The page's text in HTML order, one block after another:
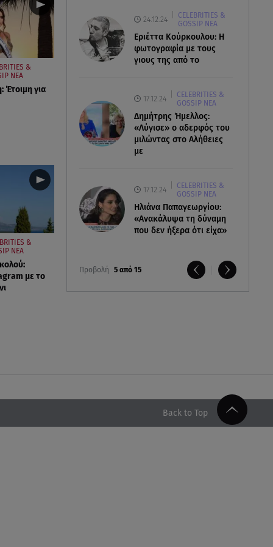
24.12.24
CELEBRITIES &
GOSSIP ΝΕΑ
Εριέττα Κούρκουλου: Η
φωτογραφία με τους
γιους της από το
17.12.24
CELEBRITIES &
GOSSIP ΝΕΑ
Δημήτρης Ήμελλος:
«Λύγισε» ο αδερφός του
μιλώντας στο Αλήθειες
με
17.12.24
CELEBRITIES &
GOSSIP ΝΕΑ
Ηλιάνα Παπαγεωργίου:
«Ανακάλυψα τη δύναμη
που δεν ήξερα ότι είχα»
Προβολή 5 από 15
&
ΝΕΑ
Έτοιμη για
&
ΝΕΑ
με το
Back to Top